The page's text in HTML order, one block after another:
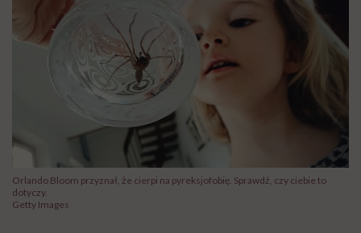
Orlando Bloom przyznał, że cierpi na pyreksjofobię. Sprawdź, czy ciebie to
dotyczy.
Getty Images